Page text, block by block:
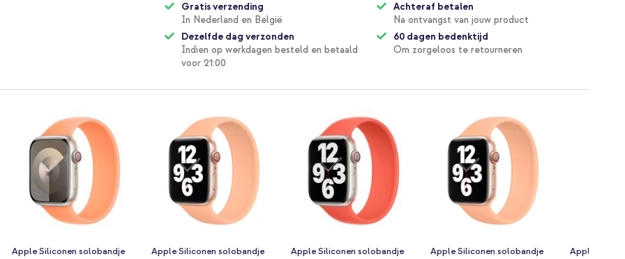
Gratis verzending
In Nederland en België
Dezelfde dag verzonden
Indien op werkdagen besteld en betaald
voor 21:00
Achteraf betalen
Na ontvangst van jouw product
60 dagen bedenktijd
Om zorgeloos te retourneren
Apple Siliconen solobandje
Apple Siliconen solobandje
Apple Siliconen solobandje
Apple Siliconen solobandje
Apple